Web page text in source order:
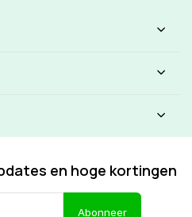
en hoge kortingen
Abonneer